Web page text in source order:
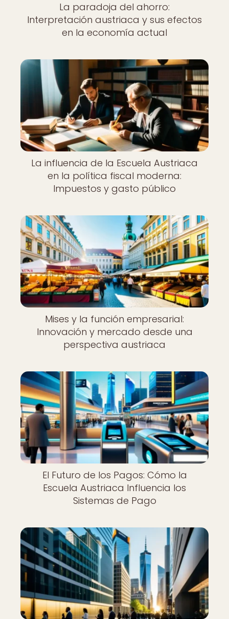
La paradoja del ahorro:
Interpretación austriaca y sus efectos
en la economía actual
La influencia de la Escuela Austriaca
en la política fiscal moderna:
Impuestos y gasto público
Mises y la función empresarial:
Innovación y mercado desde una
perspectiva austriaca
El Futuro de los Pagos: Cómo la
Escuela Austriaca Influencia los
Sistemas de Pago